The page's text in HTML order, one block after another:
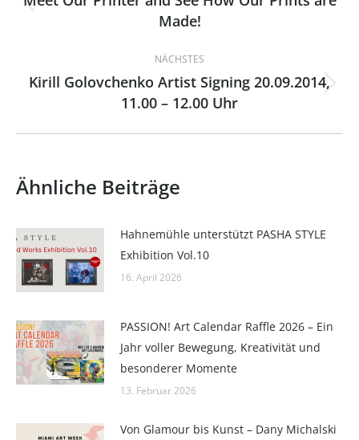
Vorheriger
Beitrag:
Made!
NÄCHSTES
Nächster
Beitrag:
Kirill Golovchenko Artist Signing 20.09.2014,
11.00 – 12.00 Uhr
Ähnliche Beiträge
Hahnemühle unterstützt PASHA STYLE
Exhibition Vol.10
16. April 2026
PASSION! Art Calendar Raffle 2026 – Ein
Jahr voller Bewegung, Kreativität und
besonderer Momente
13. Februar 2026
Von Glamour bis Kunst – Dany Michalski